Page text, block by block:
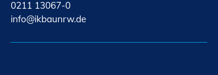
0211 13067-0
nf
kb nrwd